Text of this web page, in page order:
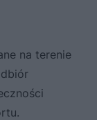
na terenie